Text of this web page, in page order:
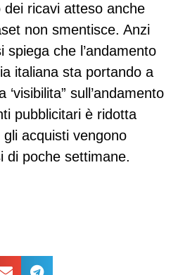
ricavi atteso anche
non smentisce. Anzi
spiega che l’andamento
italiana sta portando a
sull’andamento
pubblicitari è ridotta
acquisti vengono
di poche settimane.